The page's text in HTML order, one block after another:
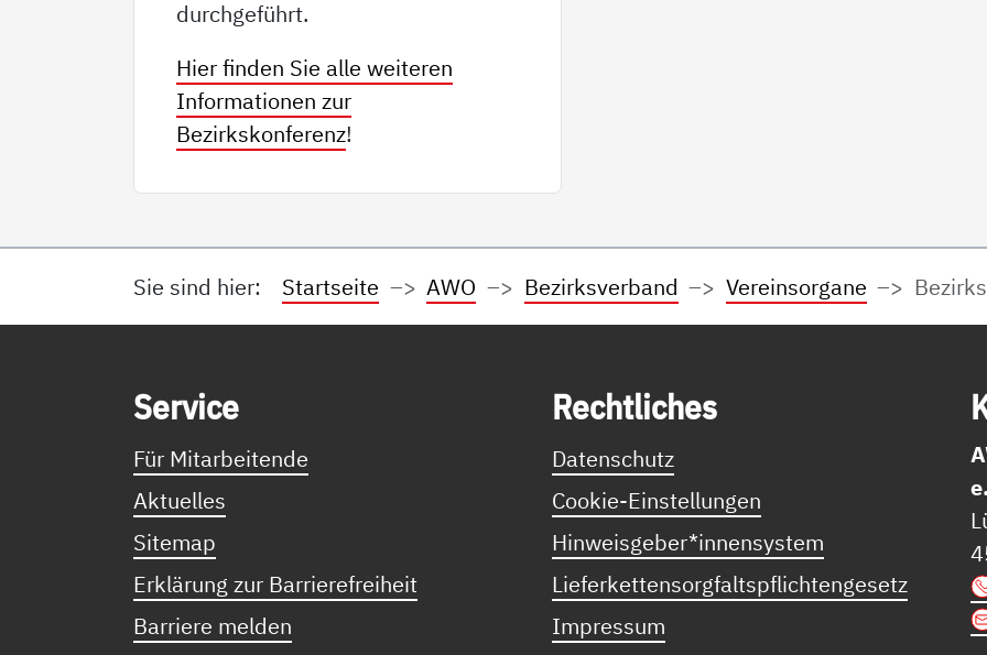
durchgeführt.
Hier finden Sie alle weiteren
Informationen zur
Bezirkskonferenz!
Sie sind hier: Startseite AWO Bezirksverband Vereinsorgane
Ser­vice
Für Mitarbeitende
Aktuelles
Sitemap
Erklärung zur Barrierefreiheit
Barriere melden
Recht­li­ches
Datenschutz
Cookie-Einstellungen
Hinweisgeber*innensystem
Lieferkettensorgfaltspflichtengesetz
Impressum